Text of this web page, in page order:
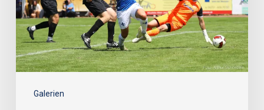
Galerien